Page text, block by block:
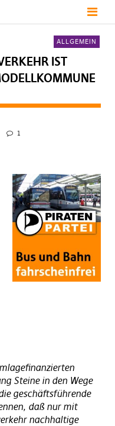
ALLGEMEIN
IST
1
Steine in den Wege
geschäftsführende
daß nur mit
nachhaltige